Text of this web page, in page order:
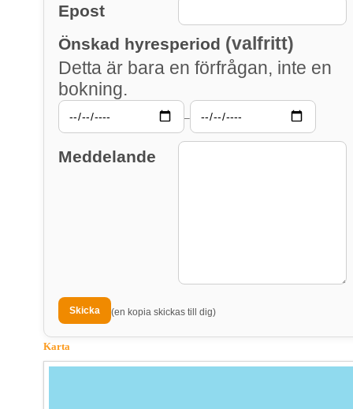
Epost
Önskad hyresperiod (valfritt)
Detta är bara en förfrågan, inte en
bokning.
–
Meddelande
(en kopia skickas till dig)
Karta